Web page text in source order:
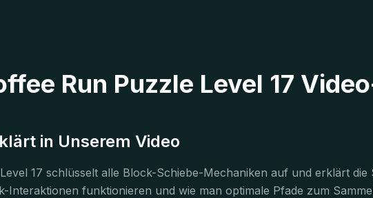
Run Puzzle Level 17
in Unserem Video
17 schlüsselt alle Block-Schiebe-Mechaniken auf und erklärt die
Interaktionen funktionieren und wie man optimale Pfade zum